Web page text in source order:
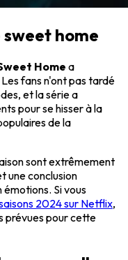
sweet home
Home a
fans n'ont pas tardé
et la série a
pour se hisser à la
de la
sont extrêmement
une conclusion
Si vous
2024 sur Netflix,
prévues pour cette